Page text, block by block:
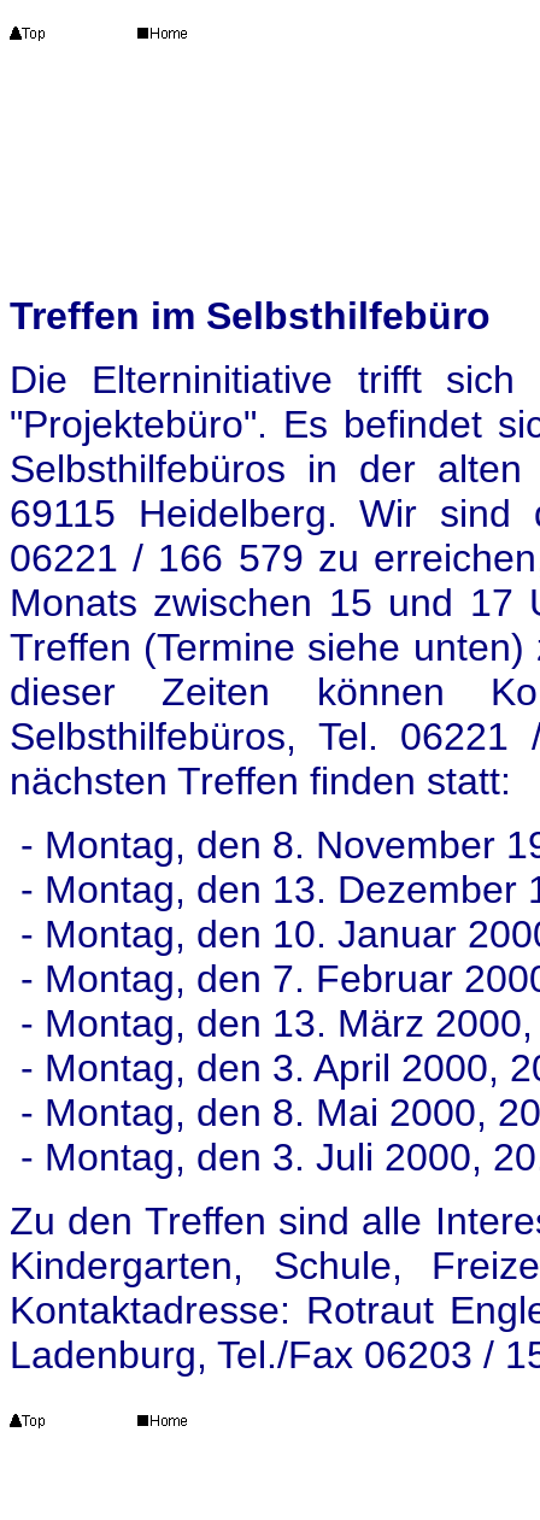
Treffen im Selbsthilfebüro
Die Elterninitiative trifft
"Projektebüro". Es befindet
Selbsthilfebüros in der
69115 Heidelberg. Wir sind
06221 / 166 579 zu
Monats zwischen 15 und 17
Treffen (Termine siehe
dieser Zeiten können
Selbsthilfebüros, Tel.
nächsten Treffen finden statt:
- Montag, den 8. November
- Montag, den 13. Dezember
- Montag, den 10. Januar
- Montag, den 7. Februar
- Montag, den 13. März
- Montag, den 3. April 2000,
- Montag, den 8. Mai 2000,
- Montag, den 3. Juli 2000,
Zu den Treffen sind alle
Kindergarten, Schule,
Kontaktadresse: Rotraut
Ladenburg, Tel./Fax 06203 /